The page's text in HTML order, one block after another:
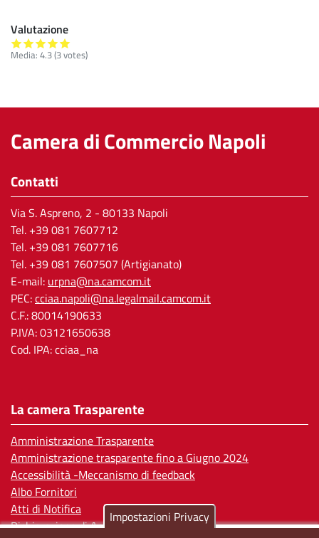
Valutazione
Media: 4.3(3votes)
Camera di Commercio Napoli
Contatti
Via S. Aspreno, 2 - 80133 Napoli
Tel. +39 081 7607712
Tel. +39 081 7607716
Tel. +39 081 7607507 (Artigianato)
E-mail: urpna@na.camcom.it
PEC:cciaa.napoli@na.legalmail.camcom.it
C.F.: 80014190633
P.IVA: 03121650638
Cod. IPA: cciaa_na
La camera Trasparente
Amministrazione Trasparente
Amministrazione trasparente fino a Giugno 2024
Accessibilità -Meccanismo di feedback
Albo Fornitori
Atti di Notifica
Dichiarazione di Accessibilità
Impostazioni Privacy